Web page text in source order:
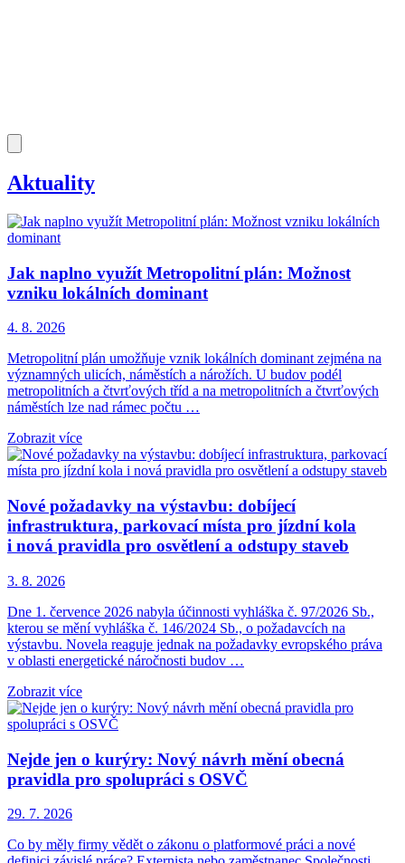
Aktuality
Jak naplno využít Metropolitní plán: Možnost
vzniku lokálních dominant
4. 8. 2026
Metropolitní plán umožňuje vznik lokálních dominant zejména na
významných ulicích, náměstích a nárožích. U budov podél
metropolitních a čtvrťových tříd a na metropolitních a čtvrťových
náměstích lze nad rámec počtu …
Zobrazit více
Nové požadavky na výstavbu: dobíjecí
infrastruktura, parkovací místa pro jízdní kola
i nová pravidla pro osvětlení a odstupy staveb
3. 8. 2026
Dne 1. července 2026 nabyla účinnosti vyhláška č. 97/2026 Sb.,
kterou se mění vyhláška č. 146/2024 Sb., o požadavcích na
výstavbu. Novela reaguje jednak na požadavky evropského práva
v oblasti energetické náročnosti budov …
Zobrazit více
Nejde jen o kurýry: Nový návrh mění obecná
pravidla pro spolupráci s OSVČ
29. 7. 2026
Co by měly firmy vědět o zákonu o platformové práci a nové